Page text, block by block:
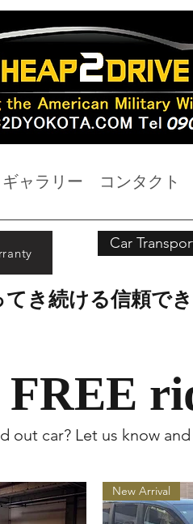
ギャラリー コンタクト
Car
き続ける信頼で
out car? Let us know
New Arrival